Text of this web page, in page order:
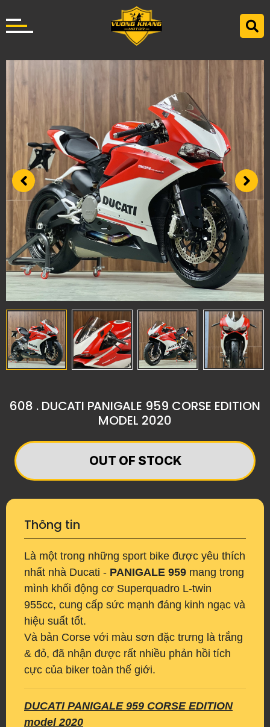
608 . DUCATI PANIGALE 959 CORSE EDITION
MODEL 2020
OUT OF STOCK
Thông tin
Là một trong những sport bike được yêu thích
nhất nhà Ducati - PANIGALE 959 mang trong
mình khối động cơ Superquadro L-twin
955cc, cung cấp sức mạnh đáng kinh ngạc và
hiệu suất tốt.
Và bản Corse với màu sơn đặc trưng là trắng
& đỏ, đã nhận được rất nhiều phản hồi tích
cực của biker toàn thế giới.
DUCATI PANIGALE 959 CORSE EDITION
model 2020